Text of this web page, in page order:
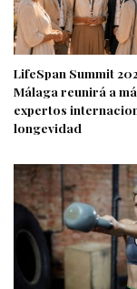
LifeSpan Summit
Málaga reunirá a
expertos
longevidad